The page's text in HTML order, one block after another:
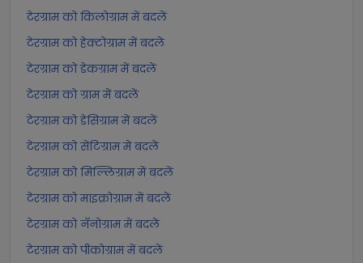
टेरग्राम को किलोग्राम में बदलें
टेरग्राम को हेक्टोग्राम में बदलें
टेरग्राम को डेकग्राम में बदलें
टेरग्राम को ग्राम में बदलें
टेरग्राम को डेसिग्राम में बदलें
टेरग्राम को सेंटिग्राम में बदलें
टेरग्राम को मिल्लिग्राम में बदलें
टेरग्राम को माइक्रोग्राम में बदलें
टेरग्राम को नॅनोग्राम में बदलें
टेरग्राम को पीकोग्राम में बदलें